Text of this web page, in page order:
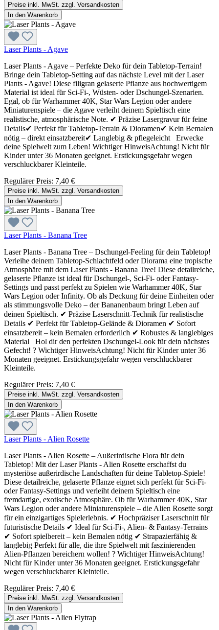
Preise inkl. MwSt. zzgl. Versandkosten
In den Warenkorb
Laser Plants - Agave
Laser Plants - Agave – Perfekte Deko für dein Tabletop-Terrain!
Bringe dein Tabletop-Setting auf das nächste Level mit der Laser
Plants - Agave! Diese filigran gelaserte Pflanze aus hochwertigem
Material ist ideal für Sci-Fi-, Wüsten- oder Dschungel-Szenarien.
Egal, ob für Warhammer 40K, Star Wars Legion oder andere
Miniaturenspiele – die Agave verleiht deinem Spieltisch eine
realistische, atmosphärische Note. ✔ Präzise Lasergravur für feine
Details✔ Perfekt für Tabletop-Terrain & Dioramen✔ Kein Bemalen
nötig – direkt einsatzbereit✔ Langlebig & pflegeleicht Erwecke
deine Spielwelt zum Leben! Wichtiger HinweisAchtung! Nicht für
Kinder unter 36 Monaten geeignet. Erstickungsgefahr wegen
verschluckbarer Kleinteile.
Regulärer Preis: 7,40 €
Preise inkl. MwSt. zzgl. Versandkosten
In den Warenkorb
Laser Plants - Banana Tree
Laser Plants - Banana Tree – Dschungel-Feeling für dein Tabletop!
Verleihe deinem Tabletop-Schlachtfeld oder Diorama eine tropische
Atmosphäre mit dem Laser Plants - Banana Tree! Diese detailreiche,
gelaserte Pflanze ist ideal für Dschungel-, Sci-Fi- oder Fantasy-
Settings und passt perfekt zu Spielen wie Warhammer 40K, Star
Wars Legion oder Infinity. Ob als Deckung für deine Einheiten oder
als stimmungsvolle Deko – der Bananenbaum bringt Leben auf
deinen Spieltisch. ✔ Präzise Laserschnitt-Technik für realistische
Details ✔ Perfekt für Tabletop-Gelände & Dioramen ✔ Sofort
einsatzbereit – kein Bemalen erforderlich ✔ Robustes & langlebiges
Material Hol dir den perfekten Dschungel-Look für dein nächstes
Gefecht! ? Wichtiger HinweisAchtung! Nicht für Kinder unter 36
Monaten geeignet. Erstickungsgefahr wegen verschluckbarer
Kleinteile.
Regulärer Preis: 7,40 €
Preise inkl. MwSt. zzgl. Versandkosten
In den Warenkorb
Laser Plants - Alien Rosette
Laser Plants - Alien Rosette – Außerirdische Flora für dein
Tabletop! Mit der Laser Plants - Alien Rosette erschaffst du
mysteriöse außerirdische Landschaften für deine Tabletop-Spiele!
Diese detailreiche, gelaserte Pflanze eignet sich perfekt für Sci-Fi-
oder Fantasy-Settings und verleiht deinem Spieltisch eine
fremdartige, exotische Atmosphäre. Ob für Warhammer 40K, Star
Wars Legion oder andere Miniaturenspiele – die Alien Rosette sorgt
für ein einzigartiges Spielerlebnis. ✔ Hochpräziser Laserschnitt für
futuristische Details ✔ Ideal für Sci-Fi-, Alien- & Fantasy-Terrains
✔ Sofort spielbereit – kein Bemalen nötig ✔ Strapazierfähig &
langlebig Perfekt für alle, die ihre Spielwelt mit faszinierenden
Alien-Pflanzen bereichern wollen! ? Wichtiger HinweisAchtung!
Nicht für Kinder unter 36 Monaten geeignet. Erstickungsgefahr
wegen verschluckbarer Kleinteile.
Regulärer Preis: 7,40 €
Preise inkl. MwSt. zzgl. Versandkosten
In den Warenkorb